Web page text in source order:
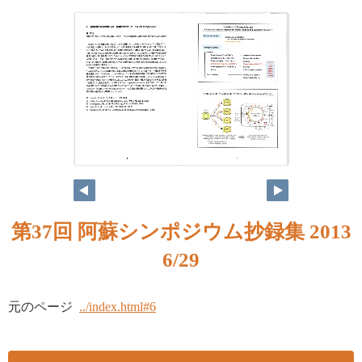
第37回 阿蘇シンポジウム抄録集 2013
6/29
元のページ ../index.html#6